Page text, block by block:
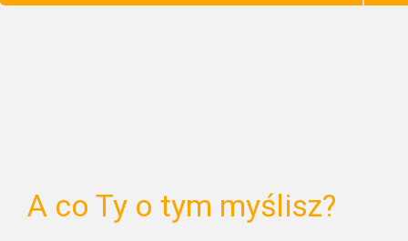
A co Ty o tym myślisz?